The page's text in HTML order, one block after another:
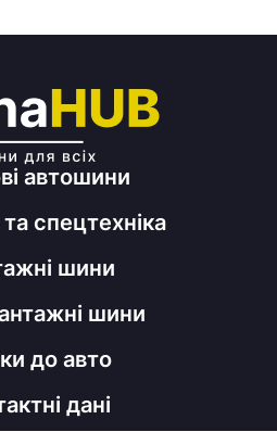
автошини
спецтехніка
шини
шини
до авто
дані